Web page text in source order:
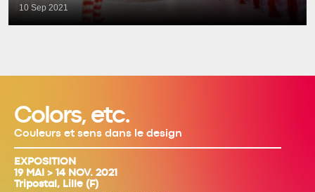
10 Sep 2021
Colors, etc.
Couleurs et sens dans le design
EXPOSITION
19 MAI > 14 NOV. 2021
Tripostal, Lille (F)